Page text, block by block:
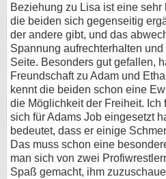
Beziehung zu Lisa ist eine
die beiden sich gegenseitig
der andere gibt, und das
Spannung aufrechterhalten
Seite. Besonders gut gefallen,
Freundschaft zu Adam und
kennt die beiden schon eine
die Möglichkeit der Freiheit. Ich
sich für Adams Job eingesetzt
bedeutet, dass er einige
Das muss schon eine
man sich von zwei
Spaß gemacht, ihm